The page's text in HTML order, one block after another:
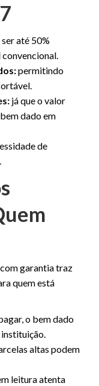
até 50%
convencional.
permitindo
já que o valor
dado em
de
garantia traz
quem está
o bem dado
altas podem
leitura atenta